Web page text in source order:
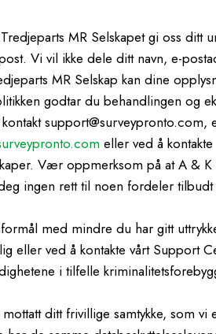
MR Selskapet gi oss ditt
Vi vil ikke dele ditt navn, e-
MR Selskap kan dine
godtar du behandlingen og
support@surveypronto.com,
eller ved å kontakte
Vær oppmerksom på at A &
ingen rett til noen fordeler tilbudt
med mindre du har gitt
eller ved å kontakte vårt Support
i tilfelle
ditt frivillige samtykke, som vi